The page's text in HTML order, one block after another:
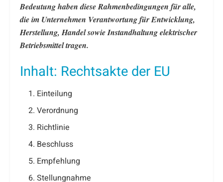
Bedeutung haben diese Rahmenbedingungen für alle,
die im Unternehmen Verantwortung für Entwicklung,
Herstellung, Handel sowie Instandhaltung elektrischer
Betriebsmittel tragen.
Inhalt: Rechtsakte der EU
Einteilung
Verordnung
Richtlinie
Beschluss
Empfehlung
Stellungnahme